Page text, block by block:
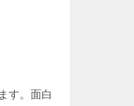
す。面白